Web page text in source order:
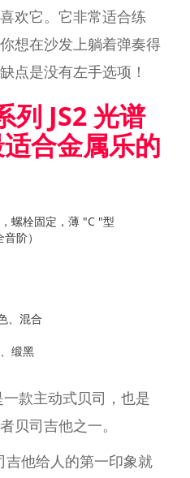
欢它。它非常适合练
想在沙发上躺着弹奏得
点是没有左手选项！
列 JS2 光谱
合金属乐的
螺栓固定，薄 "C "型
阶）
、混合
缎黑
一款主动式贝司，也是
贝司吉他之一。
吉他给人的第一印象就